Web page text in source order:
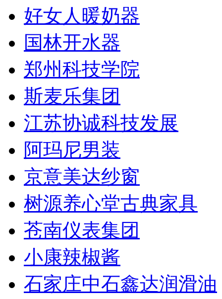
好女人暖奶器
国林开水器
郑州科技学院
斯麦乐集团
江苏协诚科技发展
阿玛尼男装
京意美达纱窗
树源养心堂古典家具
苍南仪表集团
小康辣椒酱
石家庄中石鑫达润滑油